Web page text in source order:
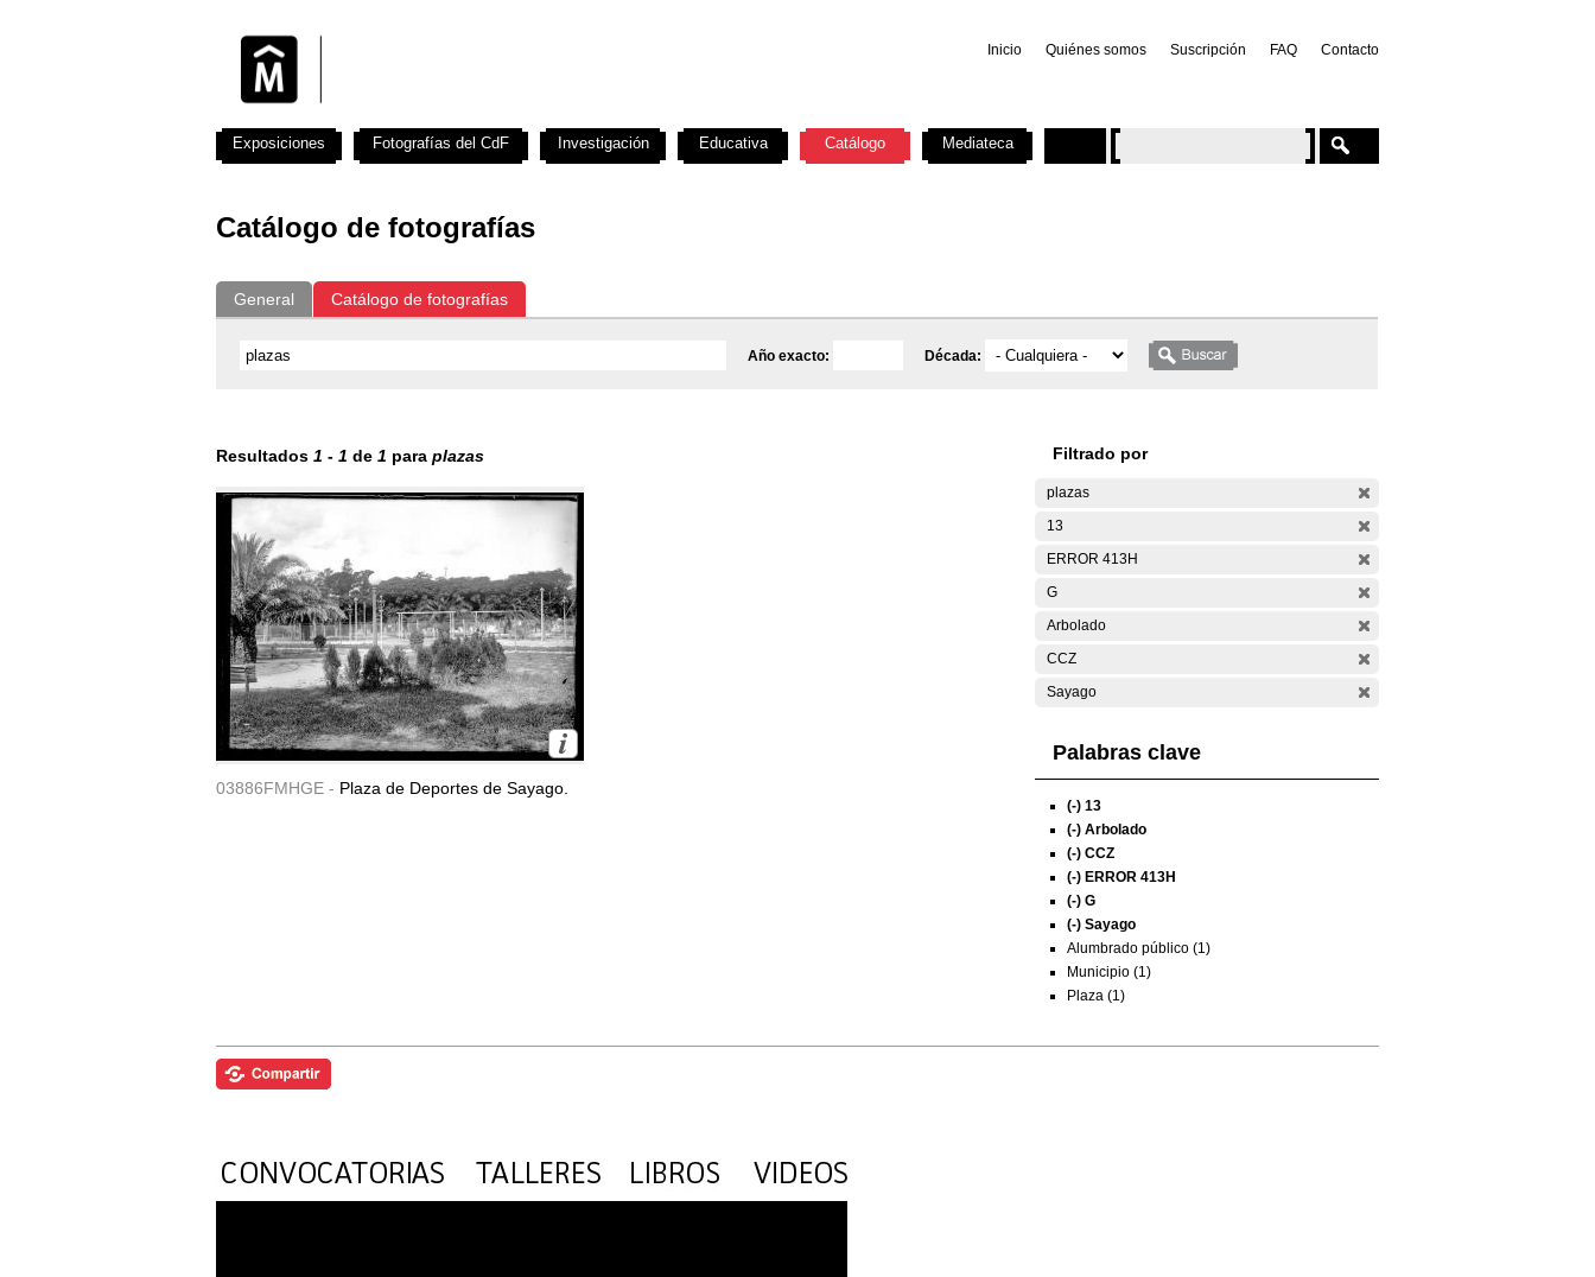
Inicio Quiénes somos Suscripción FAQ Contacto
Catálogo de fotografías
General Catálogo de fotografías
Año exacto: Década:
Resultados 1 - 1 de 1 para plazas
03886FMHGE - Plaza de Deportes de Sayago.
Filtrado por
plazas
13
ERROR 413H
G
Arbolado
CCZ
Sayago
Palabras clave
(-) 13
(-) Arbolado
(-) CCZ
(-) ERROR 413H
(-) G
(-) Sayago
Alumbrado público (1)
Municipio (1)
Plaza (1)
Exposiciones Fotografías del CdF Investigación Educativa Catálogo Mediateca